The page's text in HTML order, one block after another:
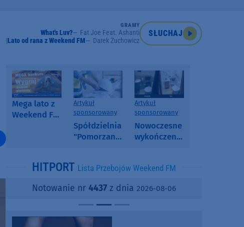
GRAMY
What's Luv?
Fat Joe Feat. Ashanti
Lato od rana z Weekend FM
Darek Żuchowicz
SŁUCHAJ
Mega lato z
Weekend FM
Artykuł
sponsorowany
Spółdzielnia
"Pomorzanka"
informuje o
i ofertach
najmu
Artykuł
sponsorowany
Nowoczesne
wykończenia
SPC, WPC i
kamienny
HITPORT Lista Przebojów Weekend FM
Notowanie nr 4437 z dnia 2026-08-06